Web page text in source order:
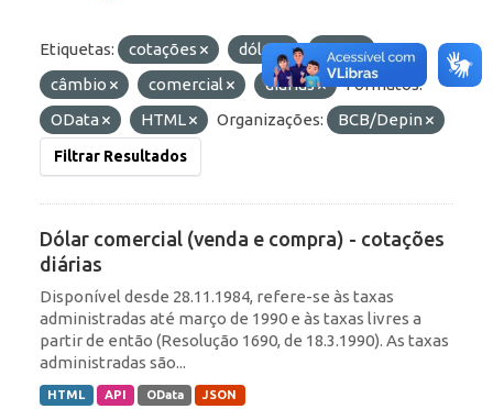
Etiquetas: cotações dólar
ptax
câmbio
comercial diárias
Formatos:
OData
HTML Organizações: BCB/Depin
Filtrar Resultados
Dólar comercial (venda e compra) - cotações
diárias
Disponível desde 28.11.1984, refere-se às taxas
administradas até março de 1990 e às taxas livres a
partir de então (Resolução 1690, de 18.3.1990). As taxas
administradas são...
HTML API OData JSON